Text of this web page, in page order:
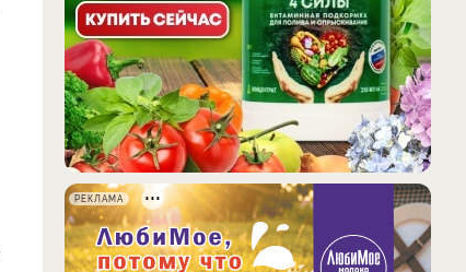
РЕКЛАМА